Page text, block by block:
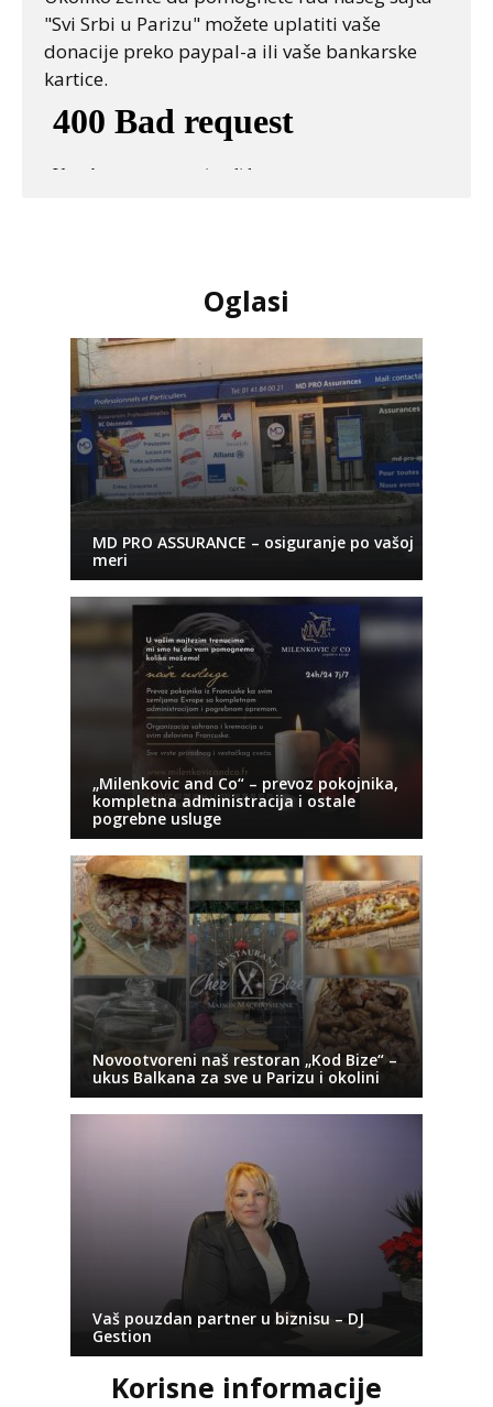
"Svi Srbi u Parizu" možete uplatiti vaše
donacije preko paypal-a ili vaše bankarske
kartice.
Oglasi
MD PRO ASSURANCE – osiguranje po vašoj
meri
„Milenkovic and Co“ – prevoz pokojnika,
kompletna administracija i ostale
pogrebne usluge
Novootvoreni naš restoran „Kod Bize“ –
ukus Balkana za sve u Parizu i okolini
Vaš pouzdan partner u biznisu – DJ
Gestion
Korisne informacije